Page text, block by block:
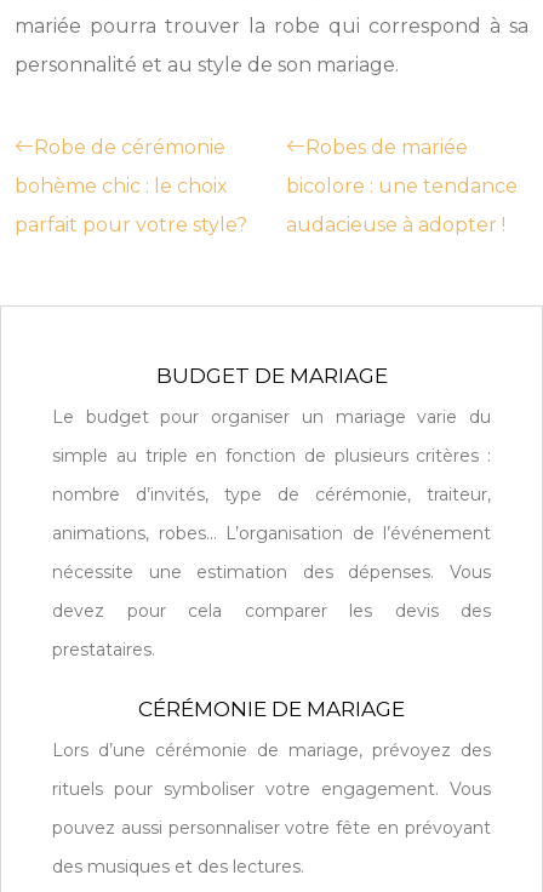
mariée pourra trouver la robe qui correspond à sa
personnalité et au style de son mariage.
Robe de cérémonie
bohème chic : le choix
parfait pour votre style?
Robes de mariée
bicolore : une tendance
audacieuse à adopter !
BUDGET DE MARIAGE
Le budget pour organiser un mariage varie du
simple au triple en fonction de plusieurs critères :
nombre d’invités, type de cérémonie, traiteur,
animations, robes… L’organisation de l’événement
nécessite une estimation des dépenses. Vous
devez pour cela comparer les devis des
prestataires.
CÉRÉMONIE DE MARIAGE
Lors d’une cérémonie de mariage, prévoyez des
rituels pour symboliser votre engagement. Vous
pouvez aussi personnaliser votre fête en prévoyant
des musiques et des lectures.